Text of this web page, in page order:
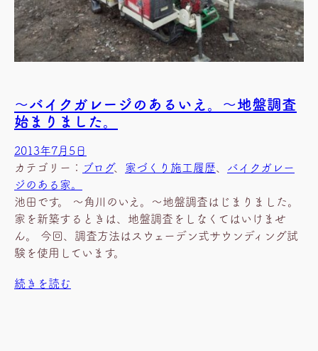
～バイクガレージのあるいえ。～地盤調査
始まりました。
2013年7月5日
カテゴリー： ブログ、 家づくり施工履歴、 バイクガレー
ジのある家。
池田です。 ～角川のいえ。～地盤調査はじまりました。
家を新築するときは、地盤調査をしなくてはいけませ
ん。 今回、調査方法はスウェーデン式サウンディング試
験を使用しています。
続きを読む